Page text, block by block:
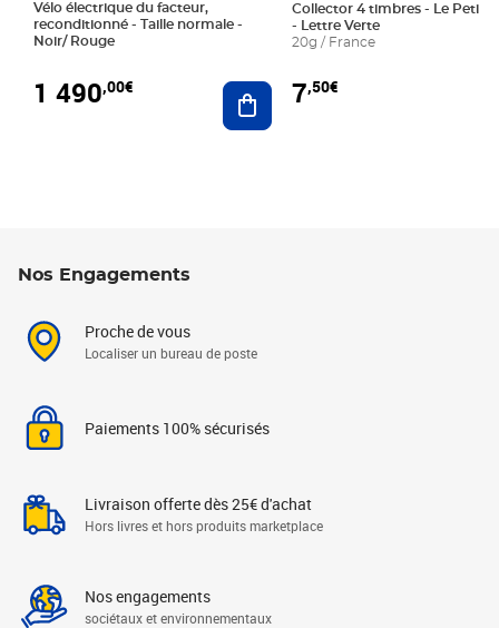
Vélo électrique du facteur,
reconditionné - Taille normale -
Noir/ Rouge
1 490,00€ Ajouter au panier
Collector 4 timbres - Le Petit
- Lettre Verte
20g / France
7,50€
Nos Engagements
Proche de vous
Localiser un bureau de poste
Paiements 100% sécurisés
Livraison offerte dès 25€ d'achat
Hors livres et hors produits marketplace
Nos engagements
sociétaux et environnementaux